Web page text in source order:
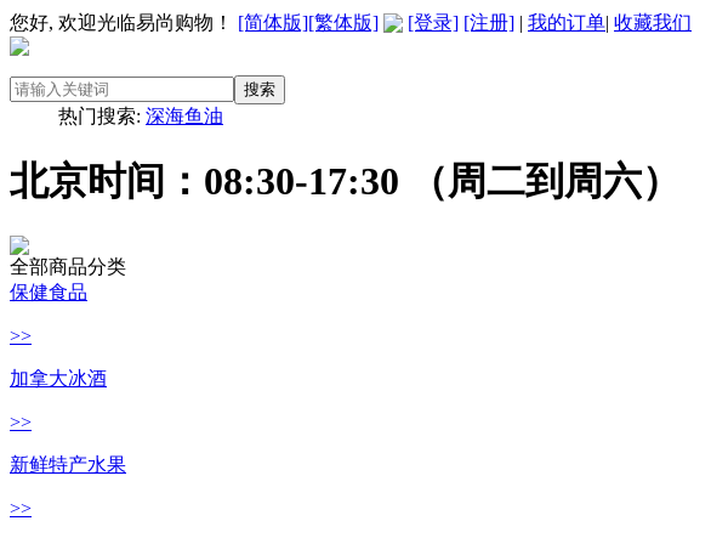
您好, 欢迎光临易尚购物！ [简体版][繁体版] [登录] [注册] | 我的订单| 收藏我们
搜索
热门搜索: 深海鱼油
北京时间：08:30-17:30 （周二到周六）
全部商品分类
保健食品
>>
加拿大冰酒
>>
新鲜特产水果
>>